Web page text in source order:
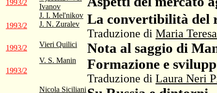
1993/2
Ivanov
1993/2
J. I. Mel'nikov
J. N. Zuralev
La convertibilità del
Traduzione di Maria
1993/2 Vieri Quilici Nota al saggio di
1993/2
V. S. Manin Formazione e
Traduzione di Laura Neri
Nicola Siciliani